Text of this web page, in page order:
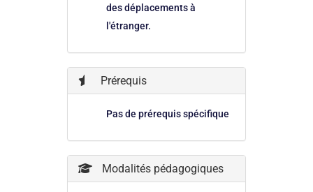
des déplacements à
l'étranger.
Prérequis
Pas de prérequis spécifique
Modalités pédagogiques